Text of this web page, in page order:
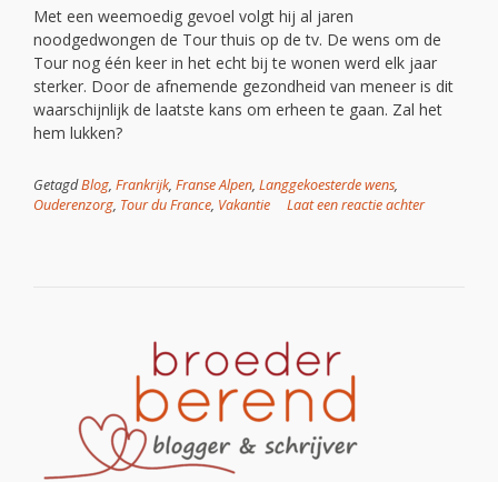
Met een weemoedig gevoel volgt hij al jaren
noodgedwongen de Tour thuis op de tv. De wens om de
Tour nog één keer in het echt bij te wonen werd elk jaar
sterker. Door de afnemende gezondheid van meneer is dit
waarschijnlijk de laatste kans om erheen te gaan. Zal het
hem lukken?
GetagdBlog, Frankrijk, Franse Alpen, Langgekoesterde wens,
Ouderenzorg, Tour du France, Vakantie Laat een reactie achter